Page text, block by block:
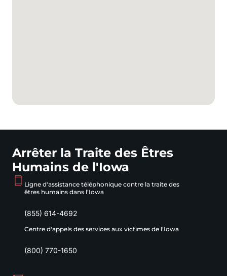
Arrêter la Traite des Êtres
Humains de l'Iowa
Ligne d'assistance téléphonique contre la traite des
êtres humains dans l'Iowa
(855) 614-4692
Centre d'appels des services aux victimes de l'Iowa
(800) 770-1650